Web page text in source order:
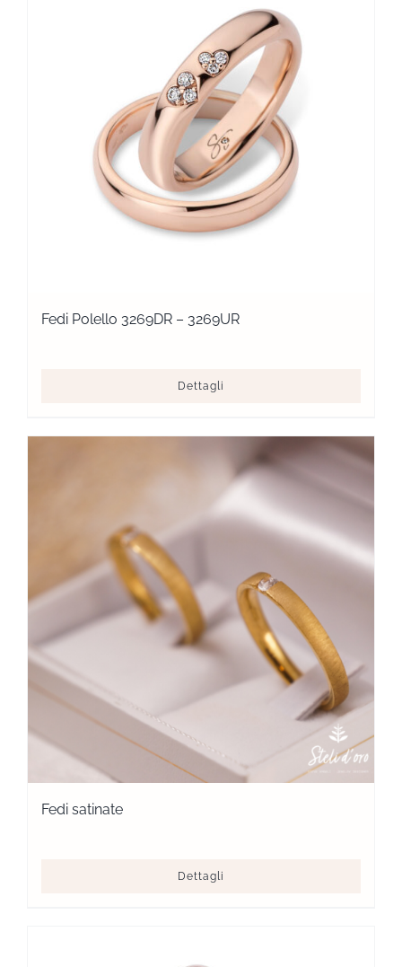
Fedi Polello 3269DR – 3269UR
Dettagli
Fedi satinate
Dettagli